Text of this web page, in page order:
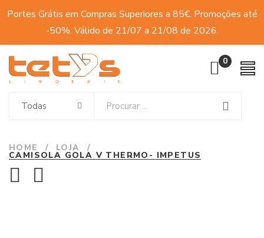
Portes Grátis em Compras Superiores a 85€. Promoções até
-50%. Válido de 21/07 a 21/08 de 2026.
0
Todas
HOME / LOJA /
CAMISOLA GOLA V THERMO- IMPETUS